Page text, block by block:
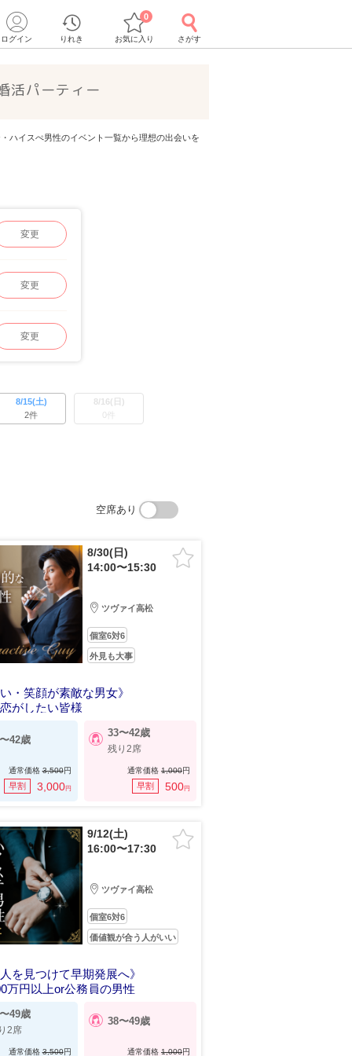
ログイン りれき お気に入り
0
さがす
活パーティー
ハイスぺ男性のイベント一覧から理想の出会いを
変更
変更
変更
8/15(土)
2件
8/16(日)
0件
空席あり
8/30(日)
14:00〜15:30
ツヴァイ高松
個室6対6
外見も大事
い・笑顔が素敵な男女》
がしたい皆様
42歳
通常価格3,500円
早割 3,000円
33〜42歳
残り2席
通常価格 1,000円
早割 500円
9/12(土)
16:00〜17:30
ツヴァイ高松
個室6対6
価値観が合う人がいい
人を見つけて早期発展へ》
万円以上or公務員の男性
49歳
2席
通常価格3,500円
38〜49歳
通常価格 1,000円